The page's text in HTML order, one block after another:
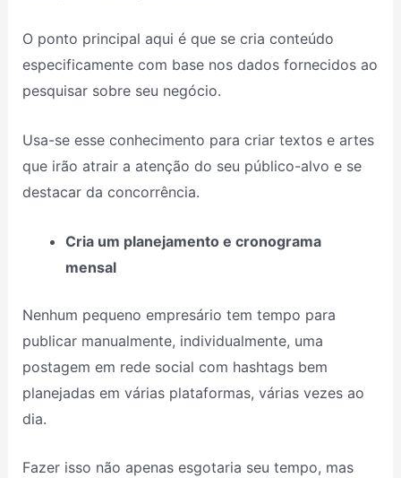
O ponto principal aqui é que se cria conteúdo
especificamente com base nos dados fornecidos ao
pesquisar sobre seu negócio.
Usa-se esse conhecimento para criar textos e artes
que irão atrair a atenção do seu público-alvo e se
destacar da concorrência.
Cria um planejamento e cronograma
mensal
Nenhum pequeno empresário tem tempo para
publicar manualmente, individualmente, uma
postagem em rede social com hashtags bem
planejadas em várias plataformas, várias vezes ao
dia.
Fazer isso não apenas esgotaria seu tempo, mas